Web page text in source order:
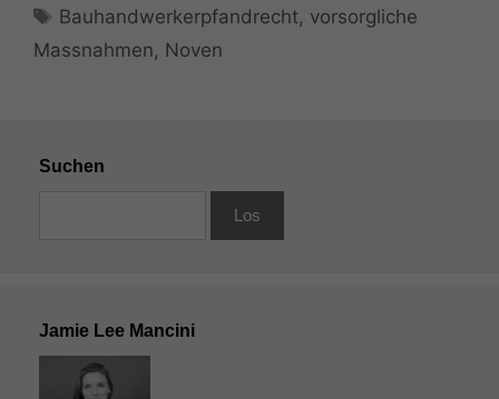
Schlagwörter
Bauhandwerkerpfandrecht, vorsorgliche
Massnahmen, Noven
Suchen
Jamie Lee Mancini